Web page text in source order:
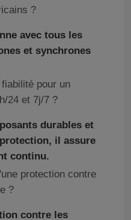
?
avec tous les
et synchrones
pour un
24 et 7j/7 ?
durables et
il assure
continu.
protection contre
?
contre les